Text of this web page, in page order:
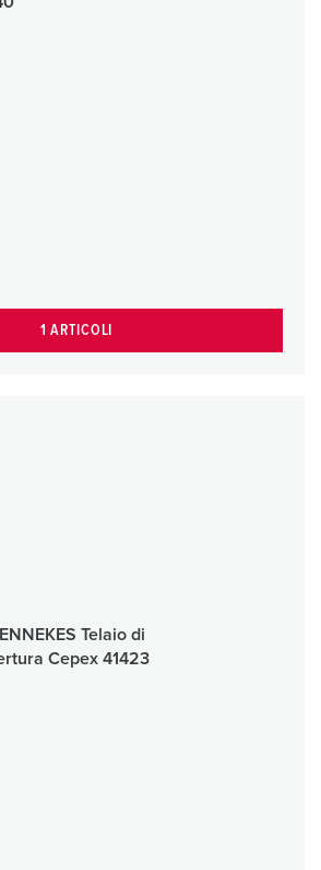
1 ARTICOLI